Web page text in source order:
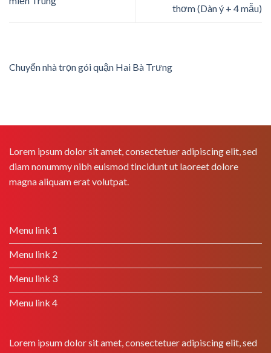
thơm (Dàn ý + 4 mẫu)
Chuyển nhà trọn gói quận Hai Bà Trưng
Lorem ipsum dolor sit amet, consectetuer adipiscing elit, sed
diam nonummy nibh euismod tincidunt ut laoreet dolore
magna aliquam erat volutpat.
Menu link 1
Menu link 2
Menu link 3
Menu link 4
Lorem ipsum dolor sit amet, consectetuer adipiscing elit, sed